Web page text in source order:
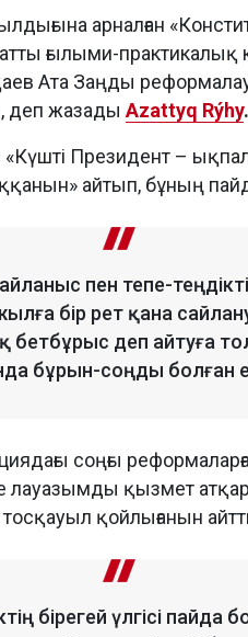
арналған
ғылыми-практикалық
Ата Заңды
деп жазады Azattyq Rýhy.
«Күшті Президент –
айтып, бұның
пен тепе-
бір рет қана
деп айтуға
бұрын-соңды болған
соңғы
лауазымды қызмет
қойлығанын
бірегей үлгісі пайда